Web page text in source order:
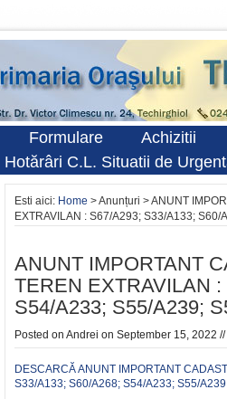
Formulare
Achizitii
Hotărâri C.L. Situatii de
Esti aici: Home > Anunțuri > ANUNT
EXTRAVILAN : S67/A293; S33/A133;
ANUNT IMPORTANT
TEREN EXTRAVILAN
S54/A233; S55/A239;
Posted on Andrei on September 15, 2022 //
DESCARCĂ ANUNT IMPORTANT
S33/A133; S60/A268; S54/A233; S55/